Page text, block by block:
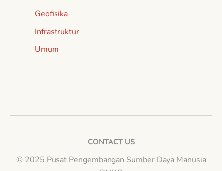
Geofisika
Infrastruktur
Umum
CONTACT US
© 2025 Pusat Pengembangan Sumber Daya Manusia